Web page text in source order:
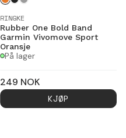
RINGKE
Rubber One Bold Band
Garmin Vivomove Sport
Oransje
På lager
249 NOK
KJØP